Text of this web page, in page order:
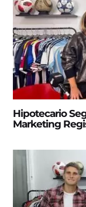
Hipotecario
Marketing